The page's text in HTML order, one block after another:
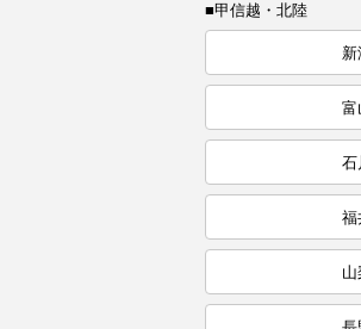
■甲信越・北陸
新
富
石
福
山